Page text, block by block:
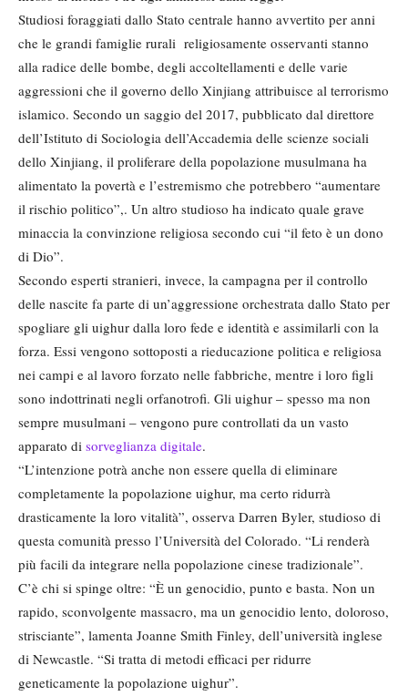
Studiosi foraggiati dallo Stato centrale hanno avvertito per anni
che le grandi famiglie rurali religiosamente osservanti stanno
alla radice delle bombe, degli accoltellamenti e delle varie
aggressioni che il governo dello Xinjiang attribuisce al terrorismo
islamico. Secondo un saggio del 2017, pubblicato dal direttore
dell’Istituto di Sociologia dell’Accademia delle scienze sociali
dello Xinjiang, il proliferare della popolazione musulmana ha
alimentato la povertà e l’estremismo che potrebbero “aumentare
il rischio politico”,. Un altro studioso ha indicato quale grave
minaccia la convinzione religiosa secondo cui “il feto è un dono
di Dio”.
Secondo esperti stranieri, invece, la campagna per il controllo
delle nascite fa parte di un’aggressione orchestrata dallo Stato per
spogliare gli uighur dalla loro fede e identità e assimilarli con la
forza. Essi vengono sottoposti a rieducazione politica e religiosa
nei campi e al lavoro forzato nelle fabbriche, mentre i loro figli
sono indottrinati negli orfanotrofi. Gli uighur – spesso ma non
sempre musulmani – vengono pure controllati da un vasto
apparato di sorveglianza digitale.
“L’intenzione potrà anche non essere quella di eliminare
completamente la popolazione uighur, ma certo ridurrà
drasticamente la loro vitalità”, osserva Darren Byler, studioso di
questa comunità presso l’Università del Colorado. “Li renderà
più facili da integrare nella popolazione cinese tradizionale”.
C’è chi si spinge oltre: “È un genocidio, punto e basta. Non un
rapido, sconvolgente massacro, ma un genocidio lento, doloroso,
strisciante”, lamenta Joanne Smith Finley, dell’università inglese
di Newcastle. “Si tratta di metodi efficaci per ridurre
geneticamente la popolazione uighur”.